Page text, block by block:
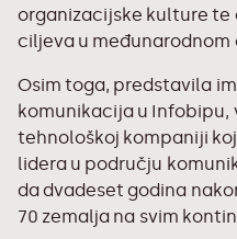
organizacijske kulture te
ciljeva u međunarodnom
Osim toga, predstavila
komunikacija u Infobipu,
tehnološkoj kompaniji
lidera u području
da dvadeset godina
70 zemalja na svim